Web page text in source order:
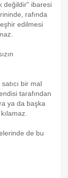
değildir" ibaresi
rafında
edilmesi
bir mal
tarafından
ya da başka
de bu